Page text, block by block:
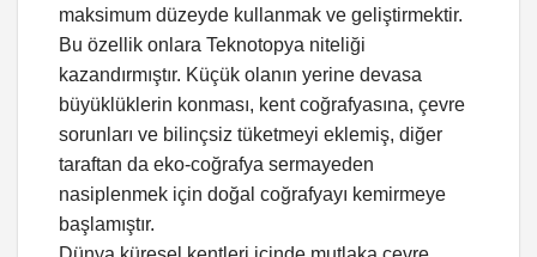
maksimum düzeyde kullanmak ve geliştirmektir.
Bu özellik onlara Teknotopya niteliği
kazandırmıştır. Küçük olanın yerine devasa
büyüklüklerin konması, kent coğrafyasına, çevre
sorunları ve bilinçsiz tüketmeyi eklemiş, diğer
taraftan da eko-coğrafya sermayeden
nasiplenmek için doğal coğrafyayı kemirmeye
başlamıştır.